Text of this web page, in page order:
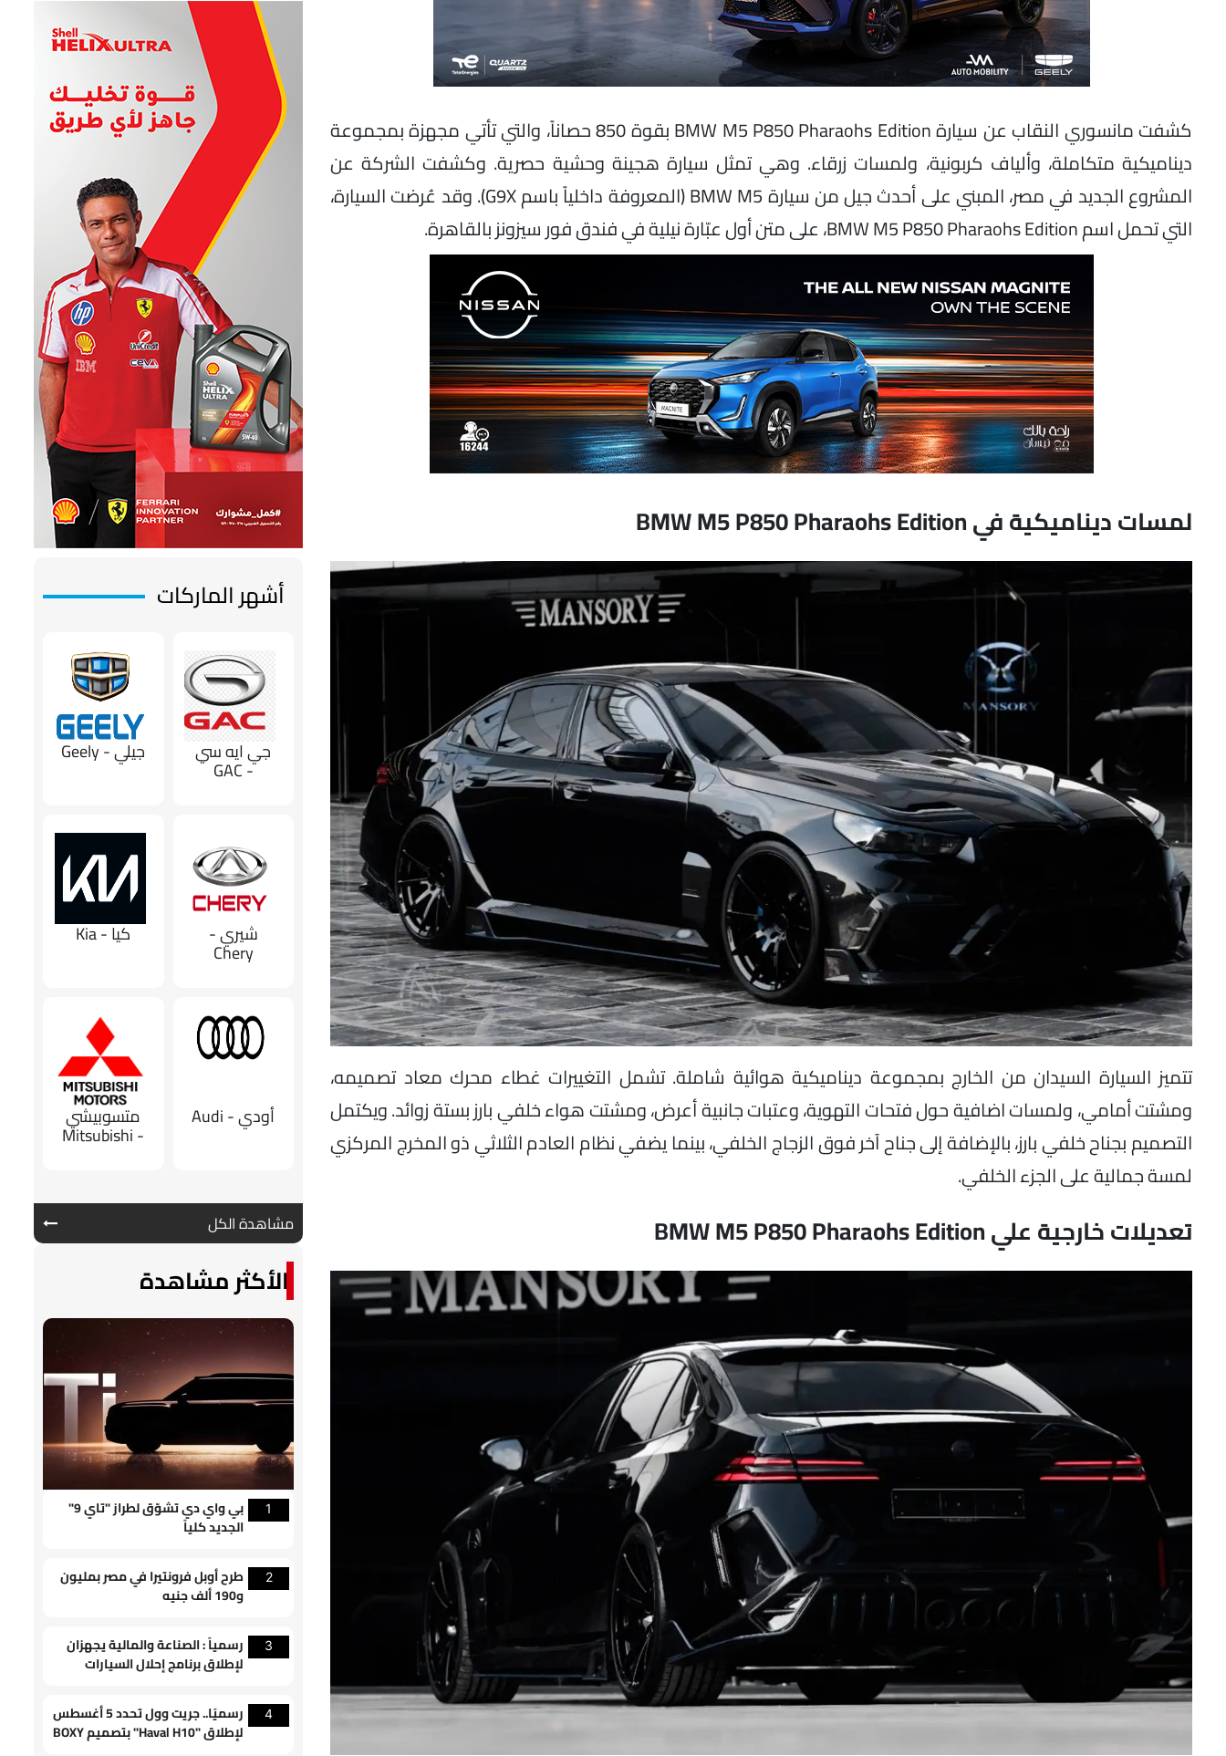
كشفت مانسوري النقاب عن سيارة BMW M5 P850 Pharaohs Edition بقوة 850 حصاناً، والتي تأتي مجهزة بمجموعة
ديناميكية متكاملة، وألياف كربونية، ولمسات زرقاء. وهي تمثل سيارة هجينة وحشية حصرية. وكشفت الشركة عن
المشروع الجديد في مصر، المبني على أحدث جيل من سيارة BMW M5 (المعروفة داخلياً باسم G9X). وقد عُرضت السيارة،
التي تحمل اسم BMW M5 P850 Pharaohs Edition، على متن أول عبّارة نيلية في فندق فور سيزونز بالقاهرة.
لمسات ديناميكية في BMW M5 P850 Pharaohs Edition
تتميز السيارة السيدان من الخارج بمجموعة ديناميكية هوائية شاملة. تشمل التغييرات غطاء محرك معاد تصميمه،
ومشتت أمامي، ولمسات اضافية حول فتحات التهوية، وعتبات جانبية أعرض، ومشتت هواء خلفي بارز بستة زوائد. ويكتمل
التصميم بجناح خلفي بارز، بالإضافة إلى جناح آخر فوق الزجاج الخلفي، بينما يضفي نظام العادم الثلاثي ذو المخرج المركزي
لمسة جمالية على الجزء الخلفي.
تعديلات خارجية علي BMW M5 P850 Pharaohs Edition
أشهر الماركات
جي ايه سي
- GAC
جيلي - Geely
شيري -
Chery
كيا - Kia
أودي - Audi متسوبيشي
- Mitsubishi
مشاهدة الكل
الأكثر مشاهدة
1
بي واي دي تشوّق لطراز "تاي 9"
الجديد كلياً
2
طرح أوبل فرونتيرا في مصر بمليون
و190 ألف جنيه
3
رسمياً : الصناعة والمالية يجهزان
لإطلاق برنامج إحلال السيارات
4
رسميًا.. جريت وول تحدد 5 أغسطس
لإطلاق "Haval H10" بتصميم BOXY